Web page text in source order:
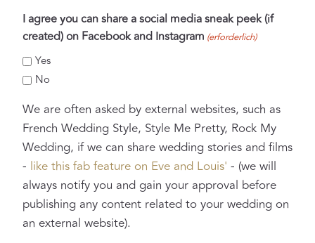
I agree you can share a social media sneak peek (if
created) on Facebook and Instagram (erforderlich)
Yes
No
We are often asked by external websites, such as
French Wedding Style, Style Me Pretty, Rock My
Wedding, if we can share wedding stories and films
- like this fab feature on Eve and Louis' - (we will
always notify you and gain your approval before
publishing any content related to your wedding on
an external website).